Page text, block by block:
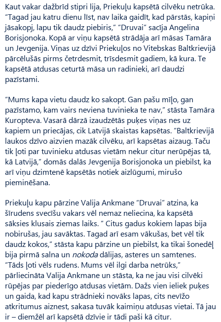
Kaut vakar dažbrīd stipri lija, Priekuļu kapsētā cilvēku netrūka.
“Tagad jau katru dienu līst, nav laika gaidīt, kad pārstās, kapiņi
jāsakopj, lapu tik daudz piebiris,” “Druvai” sacīja Angelina
Borisjonoka. Kopā ar viņu kapsētā strādāja arī māsas Tamāra
un Jevgenija. Viņas uz dzīvi Priekuļos no Vitebskas Baltkrievijā
pārcēlušās pirms četrdesmit, trīsdesmit gadiem, kā kura. Te
kapsētā atdusas ceturtā māsa un radinieki, arī daudzi
pazīstami.
“Mums kapa vietu daudz ko sakopt. Gan pašu mīļo, gan
pazīstamo, kam vairs neviena tuvinieka te nav,” stāsta Tamāra
Kuropteva. Vasarā dārzā izaudzētās puķes viņas nes uz
kapiem un priecājas, cik Latvijā skaistas kapsētas. “Baltkrievijā
laukos dzīvo aizvien mazāk cilvēku, arī kapsētas aizaug. Taču
tik ļoti par tuvinieku atdusas vietām nekur citur nerūpējas tā,
kā Latvijā,” domās dalās Jevgenija Borisjonoka un piebilst, ka
arī viņu dzimtenē kapsētās notiek aizlūgumi, mirušo
pieminēšana.
Priekuļu kapu pārzine Valija Ankmane “Druvai” atzina, ka
šīrudens svecīšu vakars vēl nemaz neliecina, ka kapsētā
sāksies klusais ziemas laiks. “ Citus gadus kokiem lapas bija
nobirušas, jau savāktas. Tagad arī esam vākušas, bet vēl tik
daudz kokos,” stāsta kapu pārzine un piebilst, ka tikai šonedēļ
bija pirmā salna un nokodadālijas, asteres un samtenes.
“Tāds ļoti vēls rudens. Mums vēl ilgi darba netrūks,”
pārliecināta Valija Ankmane un stāsta, ka ne jau visi cilvēki
rūpējas par piederīgo atdusas vietām. Dažs vien ieliek puķes
un gaida, kad kapu strādnieki novāks lapas, cits nevīžo
atkritumus aiznest, sakasa tuvāk kaimiņu atdusas vietai. Tā jau
ir – diemžēl arī kapsētā dzīvie ir tādi paši kā citur.